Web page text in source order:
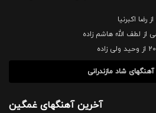
رضا اکبرنیا
لطف الله هاشم زاده
آهنگهای شاد مازندرانی
آخرین آهنگهای غمگین